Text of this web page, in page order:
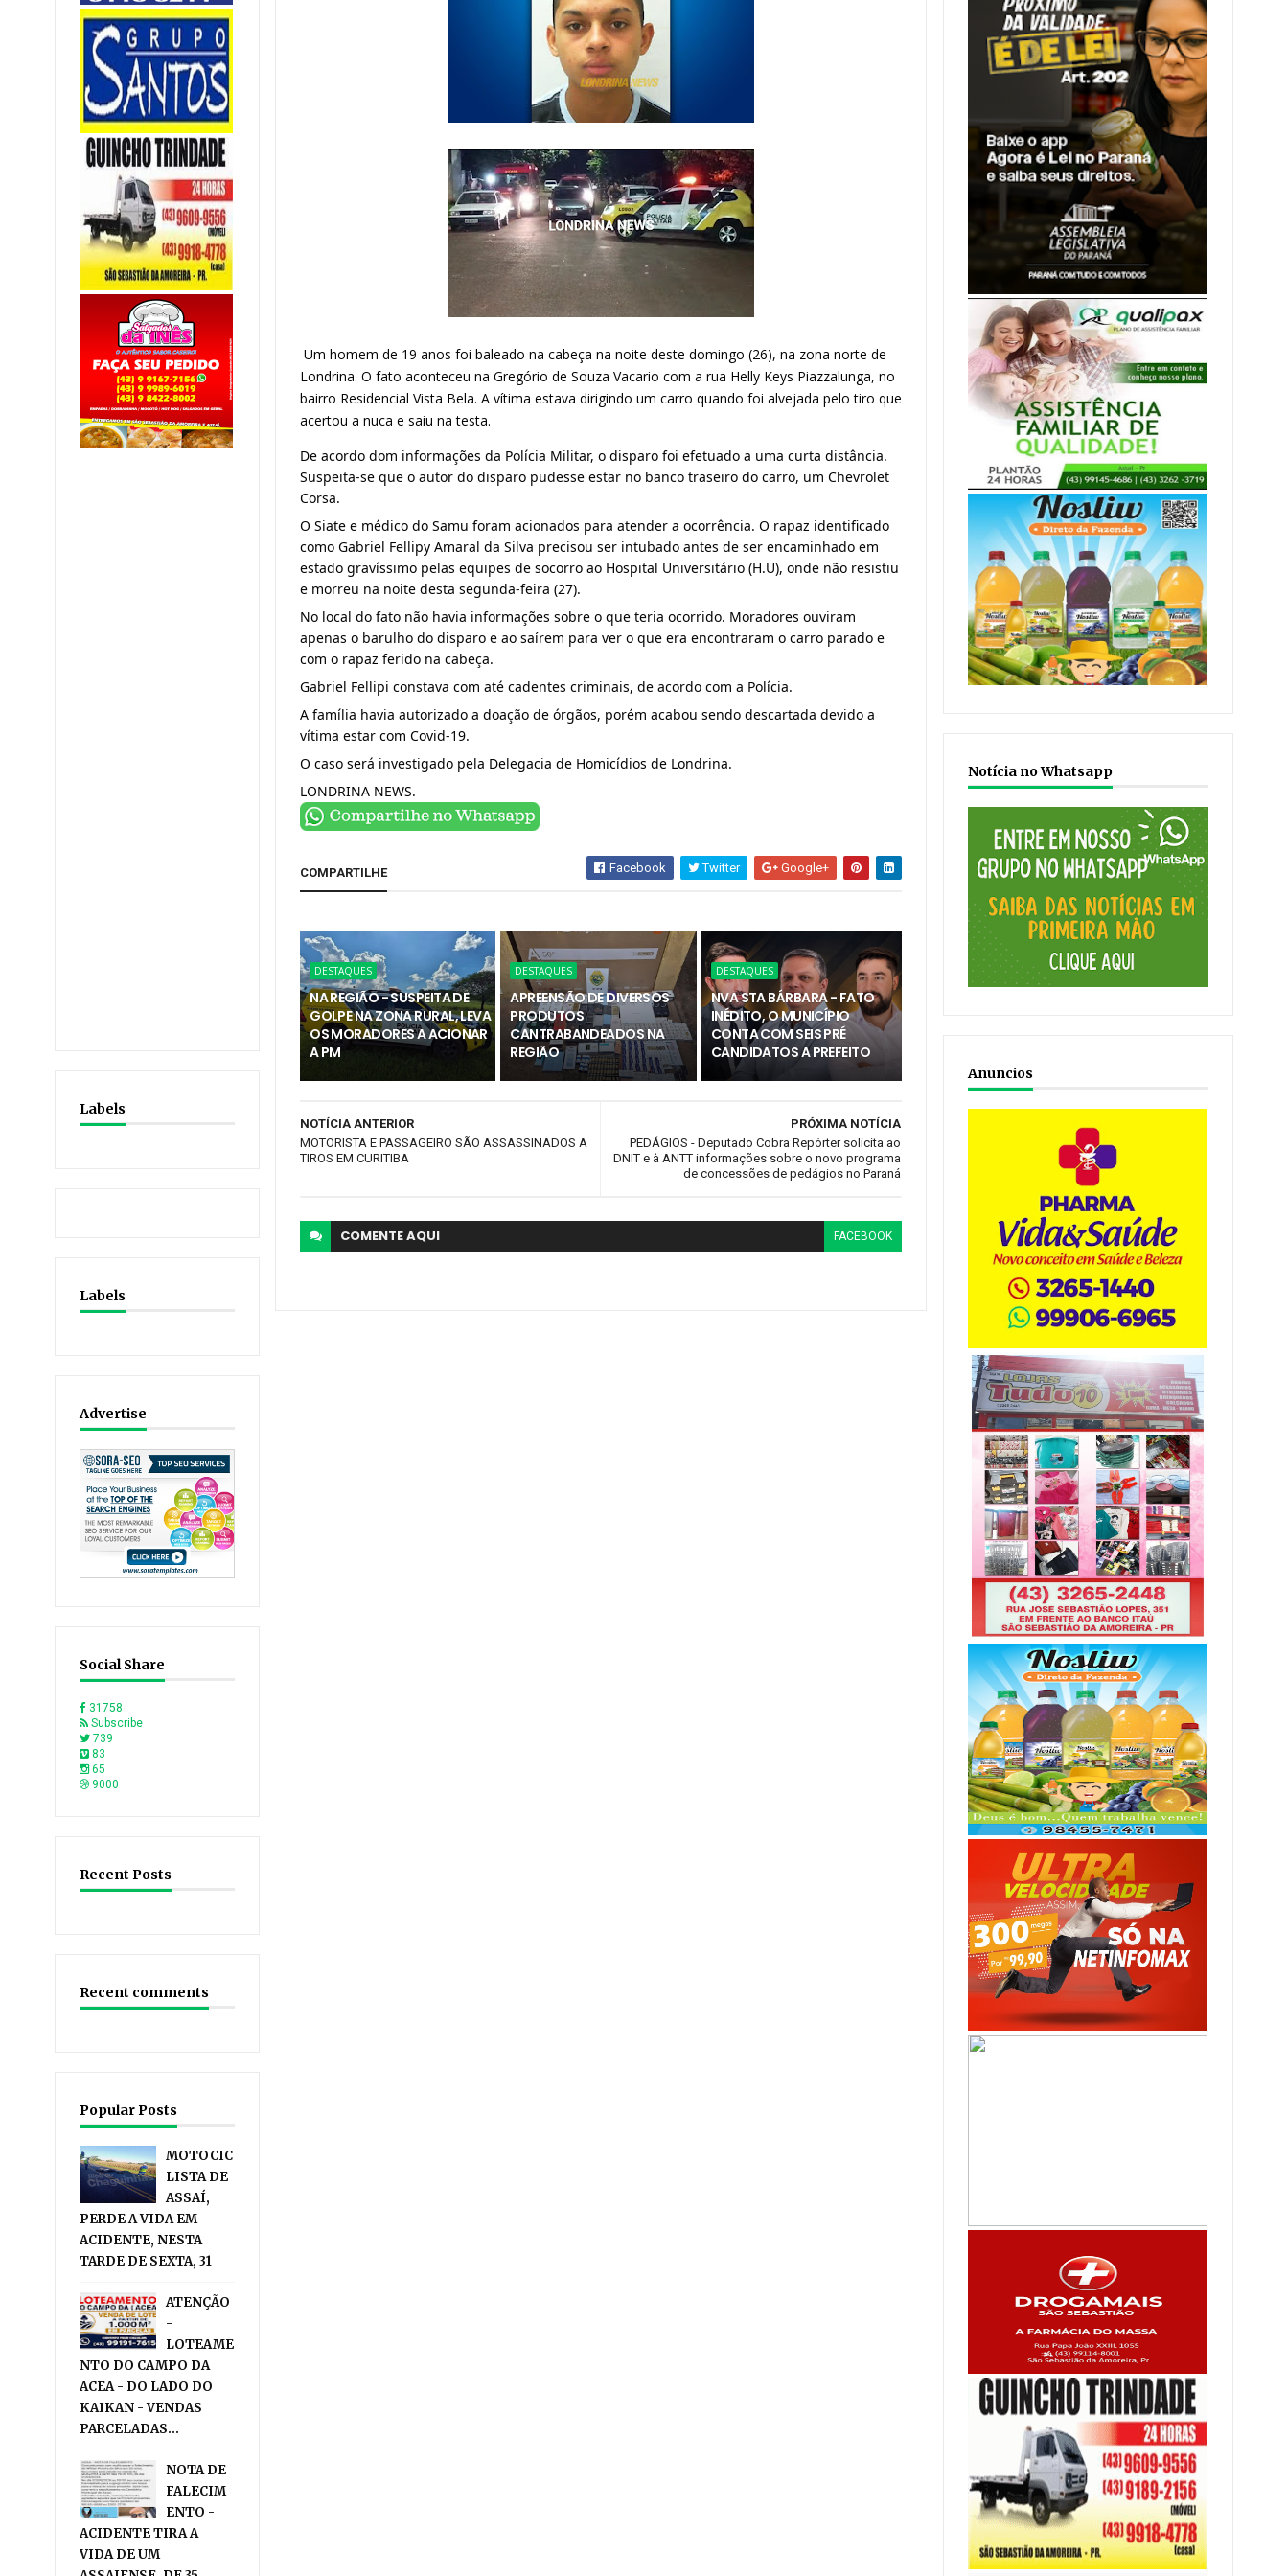
Labels
Labels
Advertise
Social Share
31758
Subscribe
739
83
65
9000
Recent Posts
Recent comments
Popular Posts
MOTOCIC
LISTA DE
ASSAÍ,
PERDE A VIDA EM
ACIDENTE, NESTA
TARDE DE SEXTA, 31
ATENÇÃO
-
LOTEAME
NTO DO CAMPO DA
ACEA - DO LADO DO
KAIKAN - VENDAS
PARCELADAS...
NOTA DE
FALECIM
ENTO -
ACIDENTE TIRA A
VIDA DE UM
Um homem de 19 anos foi baleado na cabeça na noite deste domingo (26), na zona norte de
Londrina. O fato aconteceu na Gregório de Souza Vacario com a rua Helly Keys Piazzalunga, no
bairro Residencial Vista Bela. A vítima estava dirigindo um carro quando foi alvejada pelo tiro que
acertou a nuca e saiu na testa.
Suspeita-se que o autor do disparo pudesse estar no banco traseiro do carro, um Chevrolet
Corsa.
O Siate e médico do Samu foram acionados para atender a ocorrência. O rapaz identificado
como Gabriel Fellipy Amaral da Silva precisou ser intubado antes de ser encaminhado em
estado gravíssimo pelas equipes de socorro ao Hospital Universitário (H.U), onde não resistiu
e morreu na noite desta segunda-feira (27).
No local do fato não havia informações sobre o que teria ocorrido. Moradores ouviram
apenas o barulho do disparo e ao saírem para ver o que era encontraram o carro parado e
com o rapaz ferido na cabeça.
Gabriel Fellipi constava com até cadentes criminais, de acordo com a Polícia.
A família havia autorizado a doação de órgãos, porém acabou sendo descartada devido a
vítima estar com Covid-19.
O caso será investigado pela Delegacia de Homicídios de Londrina.
LONDRINA NEWS.
COMPARTILHE Facebook Twitter Google+
DESTAQUES
NA REGIÃO - SUSPEITA DE
GOLPE NA ZONA RURAL, LEVA
OS MORADORES A ACIONAR
A PM
DESTAQUES
APREENSÃO DE DIVERSOS
PRODUTOS
CANTRABANDEADOS NA
REGIÃO
DESTAQUES
NVA STA BÁRBARA - FATO
INÉDITO, O MUNICÍPIO
CONTA COM SEIS PRÉ
CANDIDATOS A PREFEITO
PRÓXIMA NOTÍCIA
PEDÁGIOS - Deputado Cobra Repórter solicita ao
DNIT e à ANTT informações sobre o novo programa
de concessões de pedágios no Paraná
NOTÍCIA ANTERIOR
MOTORISTA E PASSAGEIRO SÃO ASSASSINADOS A
TIROS EM CURITIBA
COMENTEAQUI FACEBOOK
Notícia no Whatsapp
Anuncios